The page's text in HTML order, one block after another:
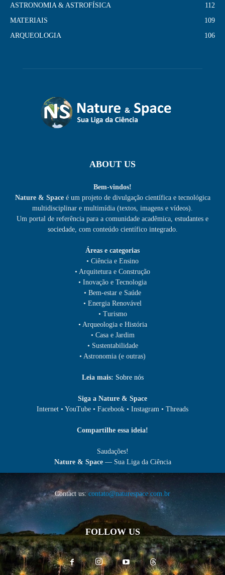
ASTRONOMIA & ASTROFÍSICA
112
MATERIAIS
109
ARQUEOLOGIA
106
ABOUT US
Bem-vindos!
Nature & Spaceé um projeto de divulgação científica e tecnológica
multidisciplinar e multimídia (textos, imagens e vídeos).
Um portal de referência para a comunidade acadêmica, estudantes e
sociedade, com conteúdo científico integrado.
Áreas e categorias
• Ciência e Ensino
• Arquitetura e Construção
• Inovação e Tecnologia
• Bem-estar e Saúde
• Energia Renovável
• Turismo
• Arqueologia e História
• Casa e Jardim
• Sustentabilidade
• Astronomia (e outras)
Leia mais: Sobre nós
Siga a Nature & Space
Internet • YouTube • Facebook • Instagram • Threads
Compartilhe essa ideia!
Saudações!
Nature & Space— Sua Liga da Ciência
Contact us:contato@naturespace.com.br
FOLLOW US